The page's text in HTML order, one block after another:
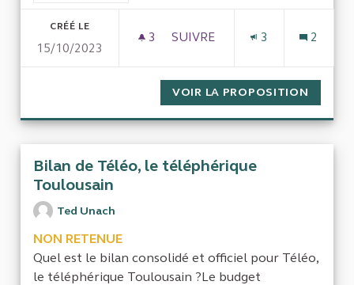
CRÉÉ LE
15/10/2023
3 3 ABONNÉS
SUIVRE
3 2
VOIR LA PROPOSITION
Bilan de Téléo, le téléphérique
Toulousain
Ted Unach
NON RETENUE
Quel est le bilan consolidé et officiel pour Téléo,
le téléphérique Toulousain ?Le budget